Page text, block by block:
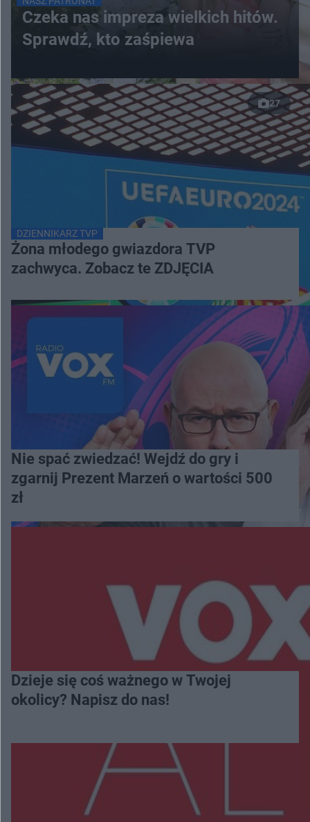
Czeka nas impreza wielkich hitów.
Sprawdź, kto zaśpiewa
27
DZIENNIKARZ TVP
Żona młodego gwiazdora TVP
zachwyca. Zobacz te ZDJĘCIA
Nie spać zwiedzać! Wejdź do gry i
zgarnij Prezent Marzeń o wartości 500
zł
Dzieje się coś ważnego w Twojej
okolicy? Napisz do nas!
Więcej